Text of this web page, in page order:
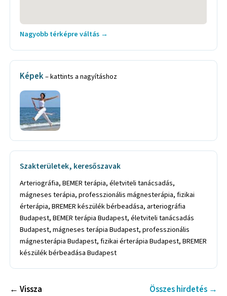
Nagyobb térképre váltás →
Képek– kattints a nagyításhoz
Szakterületek, keresőszavak
Arteriográfia, BEMER terápia, életviteli tanácsadás,
mágneses terápia, professzionális mágnesterápia, fizikai
érterápia, BREMER készülék bérbeadása, arteriográfia
Budapest, BEMER terápia Budapest, életviteli tanácsadás
Budapest, mágneses terápia Budapest, professzionális
mágnesterápia Budapest, fizikai érterápia Budapest, BREMER
készülék bérbeadása Budapest
← Vissza Összes hirdetés →